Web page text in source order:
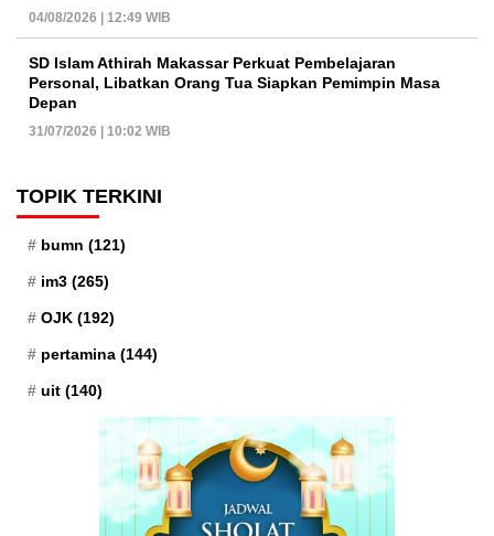
04/08/2026 | 12:49 WIB
SD Islam Athirah Makassar Perkuat Pembelajaran
Personal, Libatkan Orang Tua Siapkan Pemimpin Masa
Depan
31/07/2026 | 10:02 WIB
TOPIK TERKINI
bumn (121)
im3 (265)
OJK (192)
pertamina (144)
uit (140)